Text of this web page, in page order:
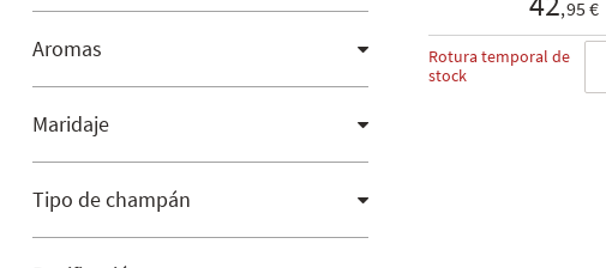
Aromas
Maridaje
Tipo de champán
,95 €
Rotura temporal de
stock